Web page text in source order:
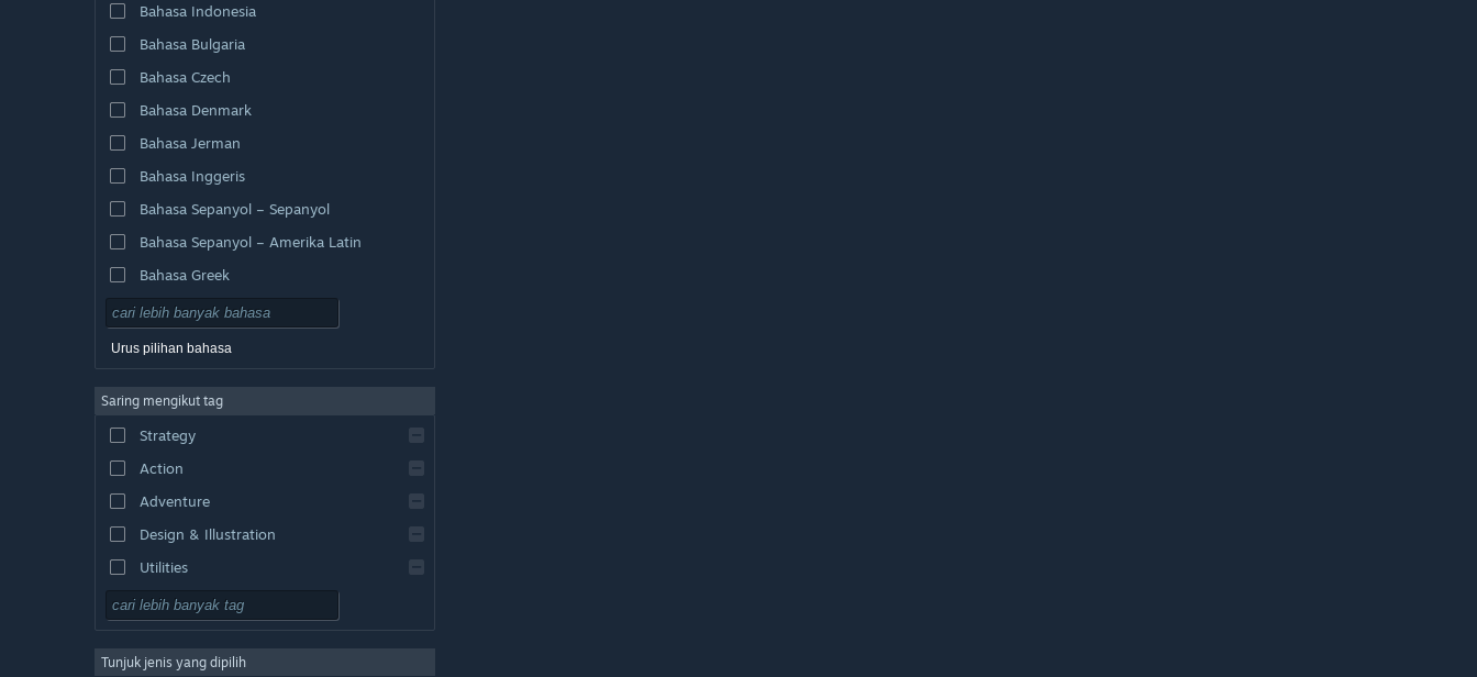
Bahasa Indonesia
Bahasa Bulgaria
Bahasa Czech
Bahasa Denmark
Bahasa Jerman
Bahasa Inggeris
Bahasa Sepanyol – Sepanyol
Bahasa Sepanyol – Amerika Latin
Bahasa Greek
Urus pilihan bahasa
Saring mengikut tag
Strategy
Action
Adventure
Design & Illustration
Utilities
Free to Play
Massively Multiplayer
Tunjuk jenis yang dipilih